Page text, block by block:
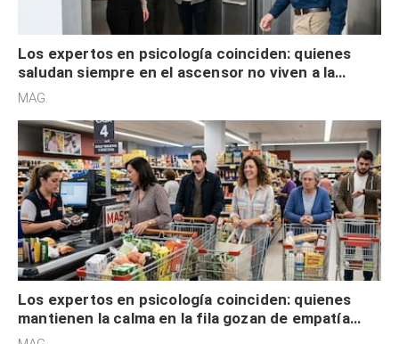
Los expertos en psicología coinciden: quienes
saludan siempre en el ascensor no viven a la
defensiva y tienen apertura social
MAG.
Los expertos en psicología coinciden: quienes
mantienen la calma en la fila gozan de empatía
cognitiva, gratitud y no solo tienen autocontrol